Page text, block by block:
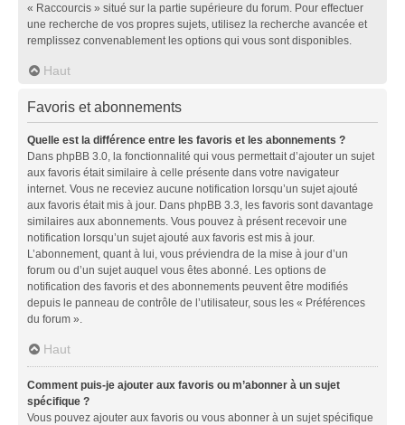
« Raccourcis » situé sur la partie supérieure du forum. Pour effectuer
une recherche de vos propres sujets, utilisez la recherche avancée et
remplissez convenablement les options qui vous sont disponibles.
Haut
Favoris et abonnements
Quelle est la différence entre les favoris et les abonnements ?
Dans phpBB 3.0, la fonctionnalité qui vous permettait d’ajouter un sujet
aux favoris était similaire à celle présente dans votre navigateur
internet. Vous ne receviez aucune notification lorsqu’un sujet ajouté
aux favoris était mis à jour. Dans phpBB 3.3, les favoris sont davantage
similaires aux abonnements. Vous pouvez à présent recevoir une
notification lorsqu’un sujet ajouté aux favoris est mis à jour.
L’abonnement, quant à lui, vous préviendra de la mise à jour d’un
forum ou d’un sujet auquel vous êtes abonné. Les options de
notification des favoris et des abonnements peuvent être modifiés
depuis le panneau de contrôle de l’utilisateur, sous les « Préférences
du forum ».
Haut
Comment puis-je ajouter aux favoris ou m’abonner à un sujet
spécifique ?
Vous pouvez ajouter aux favoris ou vous abonner à un sujet spécifique